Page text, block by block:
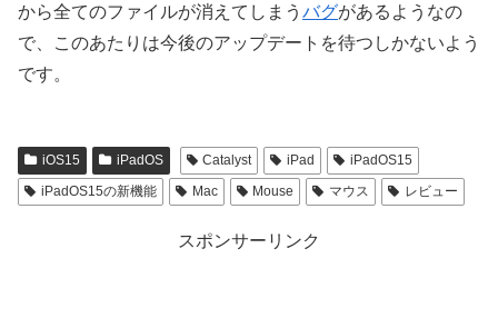
から全てのファイルが消えてしまう バグがあるようなの
で、このあたりは今後のアップデートを待つしかないよう
です。
iOS15 iPadOS Catalyst iPad
iPadOS15
iPadOS15の新機能
Mac Mouse マウス レビュー
スポンサーリンク